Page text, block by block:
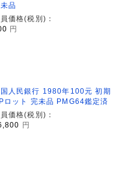
品
価格(税別)：
円
人民銀行 1980年100元 初期
ロット 完未品 PMG64鑑定済
価格(税別)：
円